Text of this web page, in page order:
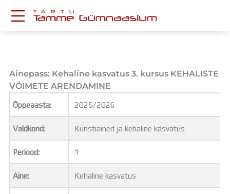
content
Postkast
Drive
Tamme TV
Tamme Leht
Kooliraadio
Koorilaul
ÕPPETÖÖ
Tunniplaan
Aastaplaan
Õppekava
Ainepass: Kehaline kasvatus 3. kursus KEHALISTE
VÕIMETE ARENDAMINE
Õppeaasta: 2025/2026
Valdkond: Kunstiained ja kehaline kasvatus
Periood: 1
Aine: Kehaline kasvatus